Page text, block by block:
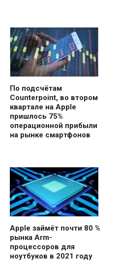
По подсчётам
Counterpoint, во втором
квартале на Apple
пришлось 75%
операционной прибыли
на рынке смартфонов
Apple займёт почти 80 %
рынка Arm-
процессоров для
ноутбуков в 2021 году